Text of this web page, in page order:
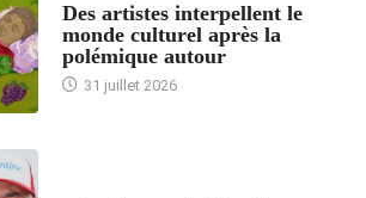
Des artistes interpellent le
monde culturel après la
polémique autour
31 juillet 2026